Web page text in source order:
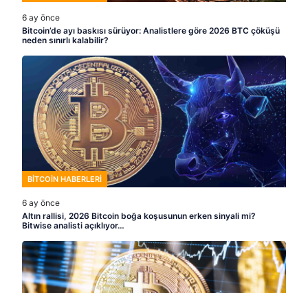
6 ay önce
Bitcoin’de ayı baskısı sürüyor: Analistlere göre 2026 BTC çöküşü
neden sınırlı kalabilir?
BITCOIN HABERLERI
6 ay önce
Altın rallisi, 2026 Bitcoin boğa koşusunun erken sinyali mi?
Bitwise analisti açıklıyor…